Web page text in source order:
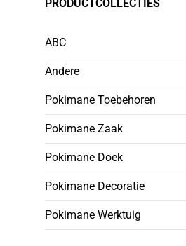
PRODUCTCOLLECTIES
ABC
Andere
Pokimane Toebehoren
Pokimane Zaak
Pokimane Doek
Pokimane Decoratie
Pokimane Werktuig